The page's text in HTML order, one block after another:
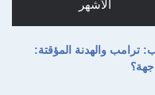
الأشهر
ترامب والهدنة المؤقتة: